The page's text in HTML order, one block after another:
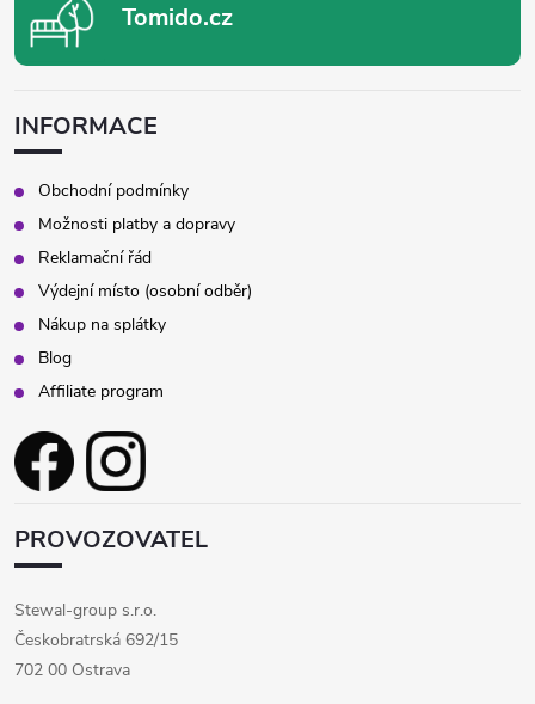
Tomido.cz
INFORMACE
Obchodní podmínky
Možnosti platby a dopravy
Reklamační řád
Výdejní místo (osobní odběr)
Nákup na splátky
Blog
Affiliate program
PROVOZOVATEL
Stewal-group s.r.o.
Českobratrská 692/15
702 00 Ostrava